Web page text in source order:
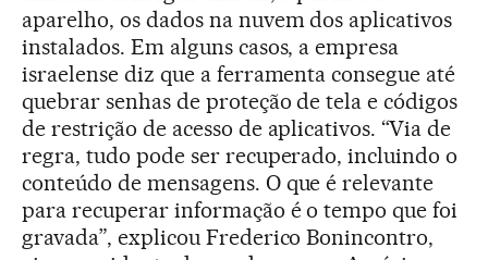
aparelho, os dados na nuvem dos aplicativos
instalados. Em alguns casos, a empresa
israelense diz que a ferramenta consegue até
quebrar senhas de proteção de tela e códigos
de restrição de acesso de aplicativos. “Via de
regra, tudo pode ser recuperado, incluindo o
conteúdo de mensagens. O que é relevante
para recuperar informação é o tempo que foi
gravada”, explicou Frederico Bonincontro,